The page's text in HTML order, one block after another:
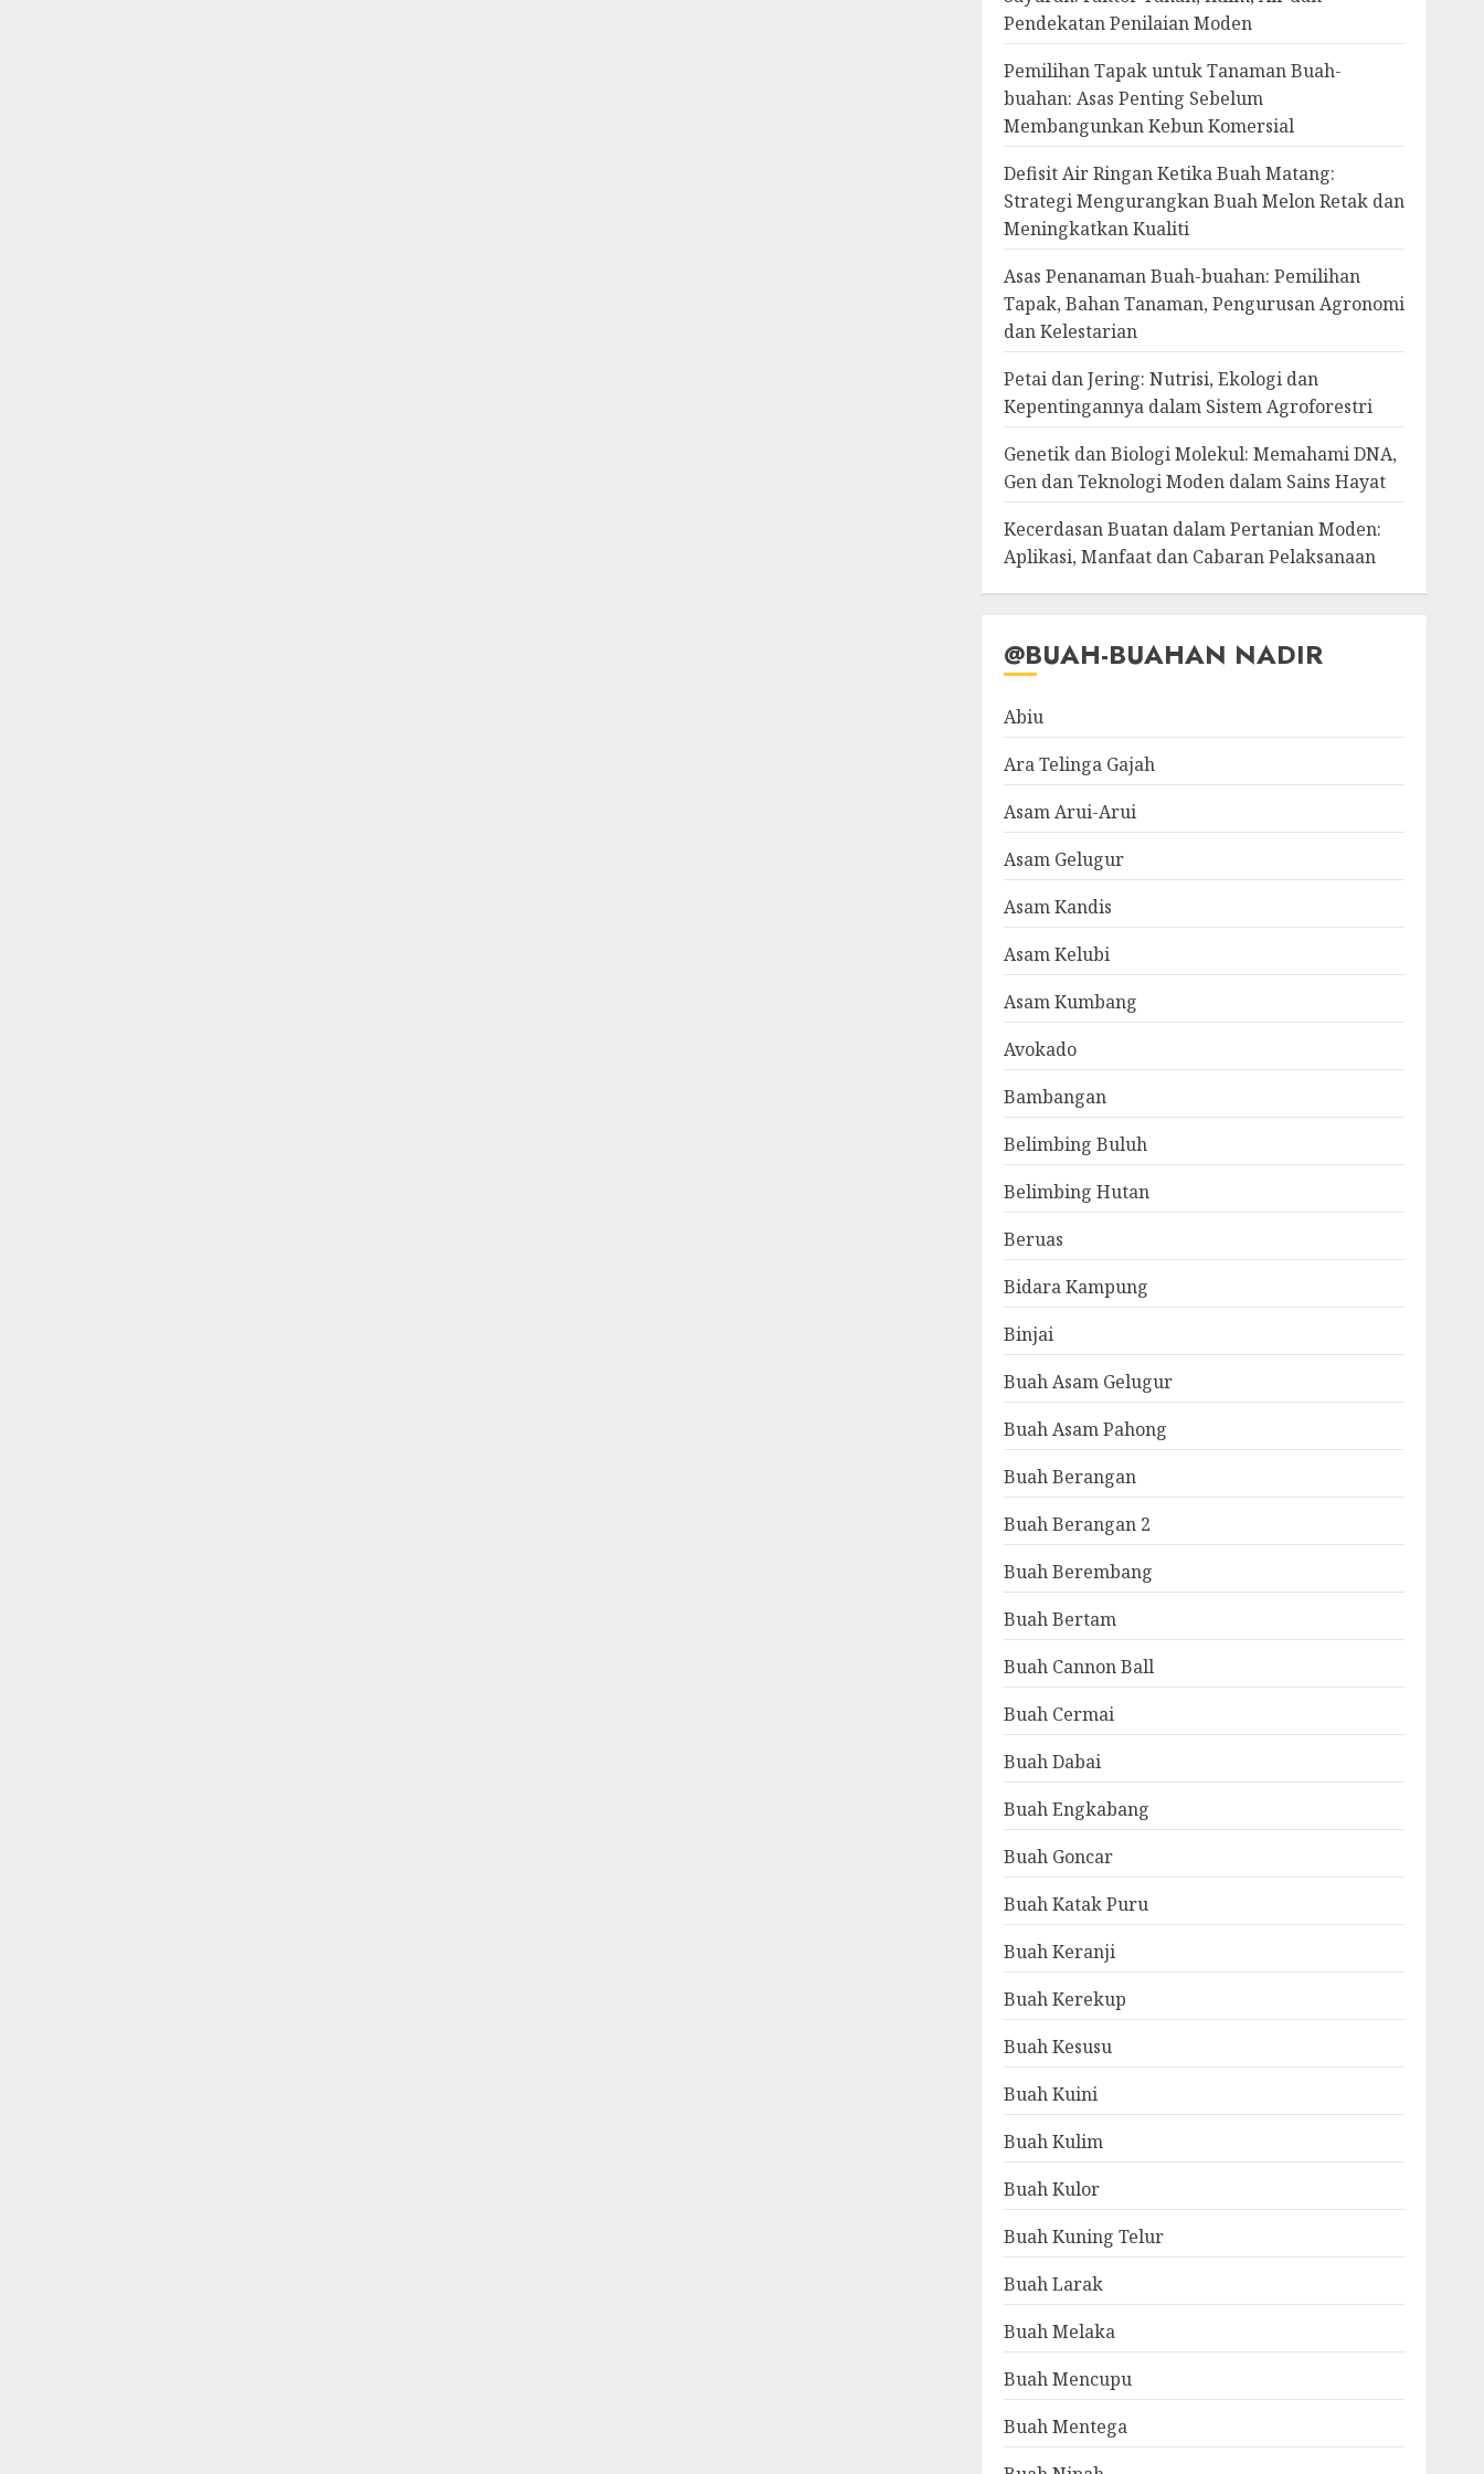
Pendekatan Penilaian Moden
Pemilihan Tapak untuk Tanaman Buah-
buahan: Asas Penting Sebelum
Membangunkan Kebun Komersial
Defisit Air Ringan Ketika Buah Matang:
Strategi Mengurangkan Buah Melon Retak dan
Meningkatkan Kualiti
Asas Penanaman Buah-buahan: Pemilihan
Tapak, Bahan Tanaman, Pengurusan Agronomi
dan Kelestarian
Petai dan Jering: Nutrisi, Ekologi dan
Kepentingannya dalam Sistem Agroforestri
Genetik dan Biologi Molekul: Memahami DNA,
Gen dan Teknologi Moden dalam Sains Hayat
Kecerdasan Buatan dalam Pertanian Moden:
Aplikasi, Manfaat dan Cabaran Pelaksanaan
@BUAH-BUAHAN NADIR
Abiu
Ara Telinga Gajah
Asam Arui-Arui
Asam Gelugur
Asam Kandis
Asam Kelubi
Asam Kumbang
Avokado
Bambangan
Belimbing Buluh
Belimbing Hutan
Beruas
Bidara Kampung
Binjai
Buah Asam Gelugur
Buah Asam Pahong
Buah Berangan
Buah Berangan 2
Buah Berembang
Buah Bertam
Buah Cannon Ball
Buah Cermai
Buah Dabai
Buah Engkabang
Buah Goncar
Buah Katak Puru
Buah Keranji
Buah Kerekup
Buah Kesusu
Buah Kuini
Buah Kulim
Buah Kulor
Buah Kuning Telur
Buah Larak
Buah Melaka
Buah Mencupu
Buah Mentega